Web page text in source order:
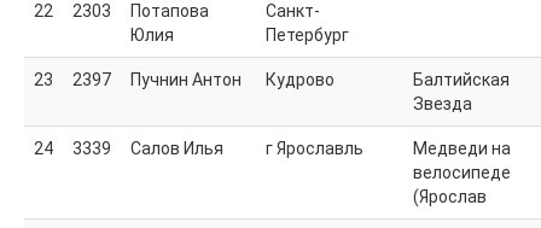
Стоимость и оплата
Результаты ЛОЛ-2021
1000 озер (2019)
Подробнее
Подробности
Ладога-2014
22 2303
Потапова
Юлия
Санкт-
Петербург
23 2397 Пучнин Антон Кудрово
Балтийская
Звезда
24 3339 Салов Илья г Ярославль
Медведи на
велосипеде
(Ярослав